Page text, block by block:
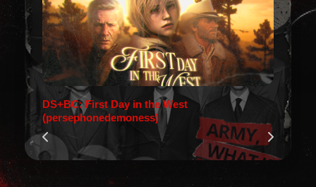
DS+BC: First Day in the West
(persephonedemoness)